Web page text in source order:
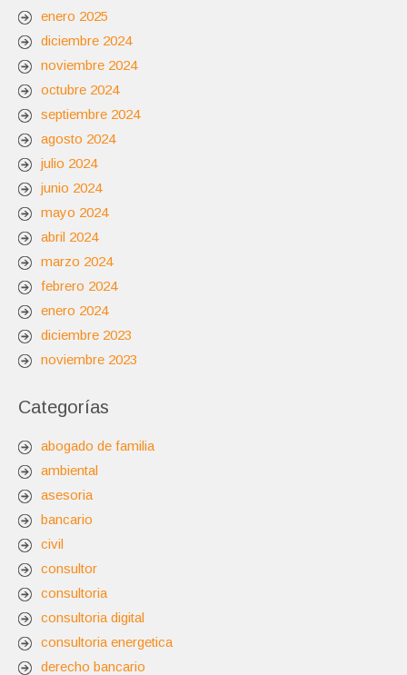
enero 2025
diciembre 2024
noviembre 2024
octubre 2024
septiembre 2024
agosto 2024
julio 2024
junio 2024
mayo 2024
abril 2024
marzo 2024
febrero 2024
enero 2024
diciembre 2023
noviembre 2023
Categorías
abogado de familia
ambiental
asesoria
bancario
civil
consultor
consultoria
consultoria digital
consultoria energetica
derecho bancario